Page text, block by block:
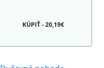
KÚPIŤ - 20,19€